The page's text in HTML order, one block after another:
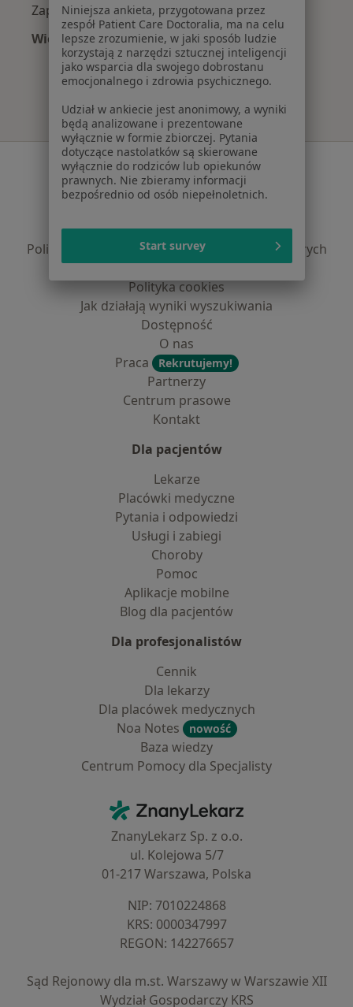
Zapalenie gardła w Koninie
Więcej (15)
Więcej w kategorii: Najczęście leczone
Serwis
Regulamin
Polityka prywatności profesjonalistów
Polityka prywatności dla profesjonalistów, których
dane pozyskaliśmy samodzielnie
Polityka cookies
Jak działają wyniki wyszukiwania
Dostępność
O nas
Praca
Rekrutujemy!
Partnerzy
Centrum prasowe
Kontakt
Dla pacjentów
Lekarze
Placówki medyczne
Pytania i odpowiedzi
Usługi i zabiegi
Choroby
Pomoc
Aplikacje mobilne
Blog dla pacjentów
Dla profesjonalistów
Cennik
Dla lekarzy
Dla placówek medycznych
Noa Notes
nowość
Baza wiedzy
Centrum Pomocy dla Specjalisty
ZnanyLekarz - Strona główna
ZnanyLekarz Sp. z o.o.
ul. Kolejowa 5/7
01-217 Warszawa, Polska
NIP: ⁠7010224868
KRS: ⁠0000347997
REGON: ⁠142276657
Sąd Rejonowy dla m.st. Warszawy w Warszawie XII
Wydział Gospodarczy KRS
Niniejsza ankieta, przygotowana przez
zespół Patient Care Doctoralia, ma na celu
lepsze zrozumienie, w jaki sposób ludzie
korzystają z narzędzi sztucznej inteligencji
jako wsparcia dla swojego dobrostanu
emocjonalnego i zdrowia psychicznego.
Udział w ankiecie jest anonimowy, a wyniki
będą analizowane i prezentowane
wyłącznie w formie zbiorczej. Pytania
dotyczące nastolatków są skierowane
wyłącznie do rodziców lub opiekunów
prawnych. Nie zbieramy informacji
bezpośrednio od osób niepełnoletnich.
Start survey